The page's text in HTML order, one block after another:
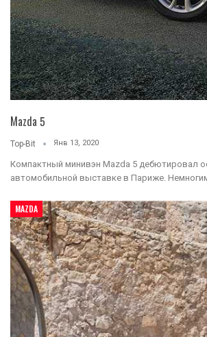
Mazda 5
Top-Bit Янв 13, 2020
Компактный минивэн Mazda 5 дебютировал
автомобильной выставке в Париже.
MAZDA